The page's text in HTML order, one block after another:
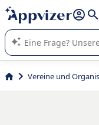
beantworten (mehrere
Die KI von Appvizer
von SaaS-Software in